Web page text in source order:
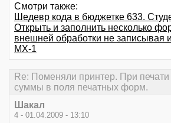
Смотри также:
Шедевр кода в бюджетке 633.
Открыть и заполнить несколько
внешней обработки не записывая
МХ-1
Re: Поменяли принтер. При печати
суммы в поля печатных форм.
Шакал
4 - 01.04.2009 - 13:10